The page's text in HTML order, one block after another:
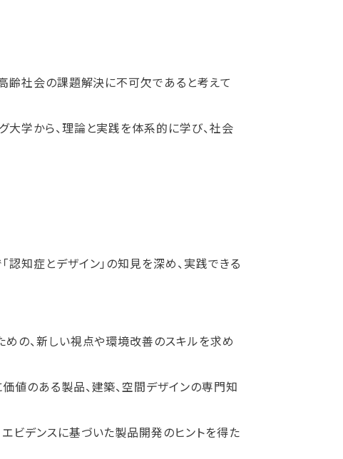
齢社会の課題解決に不可欠であると考えて
大学から、理論と実践を体系的に学び、社会
知症とデザイン」の知見を深め、実践できる
の、新しい視点や環境改善のスキルを求め
値のある製品、建築、空間デザインの専門知
ビデンスに基づいた製品開発のヒントを得た